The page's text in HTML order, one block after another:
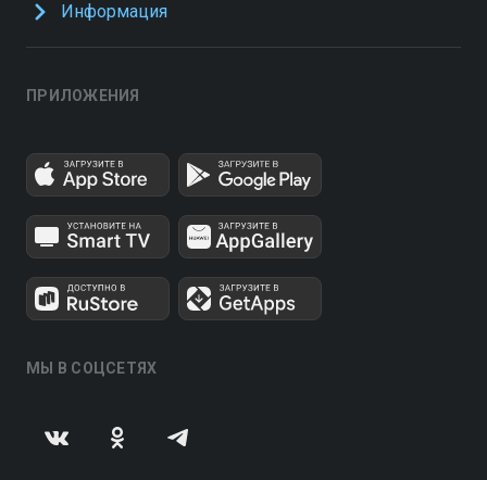
Информация
ПРИЛОЖЕНИЯ
МЫ В СОЦСЕТЯХ